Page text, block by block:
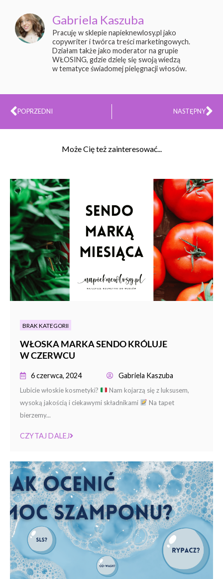
Gabriela Kaszuba
Pracuję w sklepie napieknewlosy.pl jako
copywriter i twórca treści marketingowych.
Działam także jako moderator na grupie
WŁOSING, gdzie dzielę się swoją wiedzą
w tematyce świadomej pielęgnacji włosów.
Prev
POPRZEDNI NASTĘPNY
Może Cię też zainteresować...
BRAK KATEGORII
WŁOSKA MARKA SENDO KRÓLUJE
W CZERWCU
6 czerwca, 2024 Gabriela Kaszuba
Lubicie włoskie kosmetyki?
Nam kojarzą się z luksusem,
wysoką jakością i ciekawymi składnikami
Na tapet
bierzemy...
CZYTAJ DALEJ